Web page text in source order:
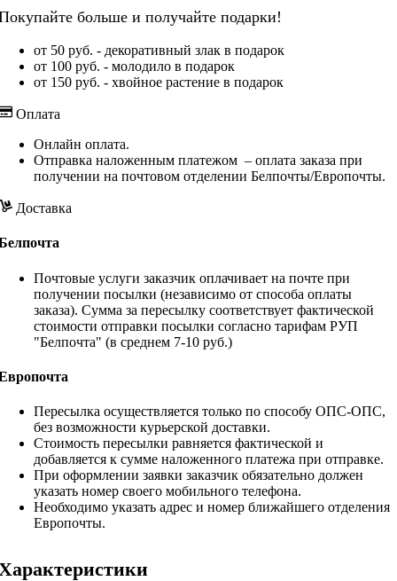
больше и получайте подарки!
от 50 руб. - декоративный злак в подарок
от 100 руб. - молодило в подарок
от 150 руб. - хвойное растение в подарок
Оплата
Онлайн оплата.
Отправка наложенным платежом – оплата заказа при
получении на почтовом отделении Белпочты/Европочты.
Доставка
Почтовые услуги заказчик оплачивает на почте при
получении посылки (независимо от способа оплаты
заказа). Сумма за пересылку соответствует фактической
стоимости отправки посылки согласно тарифам РУП
"Белпочта" (в среднем 7-10 руб.)
Пересылка осуществляется только по способу ОПС-ОПС,
без возможности курьерской доставки.
Стоимость пересылки равняется фактической и
добавляется к сумме наложенного платежа при отправке.
При оформлении заявки заказчик обязательно должен
указать номер своего мобильного телефона.
Необходимо указать адрес и номер ближайшего отделения
Европочты.